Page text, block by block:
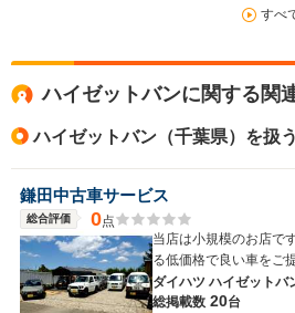
すべ
ハイゼットバンに関する関
ハイゼットバン（千葉県）を扱
鎌田中古車サービス
総合評価 0点
当店は小規模のお店で
る低価格で良い車をご
ダイハツ ハイゼットバ
総掲載数 20台